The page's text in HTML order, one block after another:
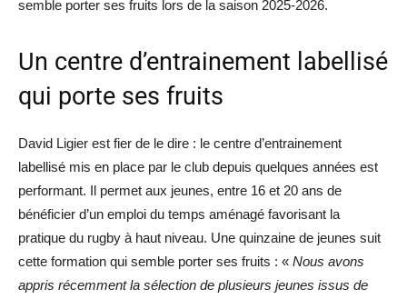
semble porter ses fruits lors de la saison 2025-2026.
Un centre d’entrainement labellisé
qui porte ses fruits
David Ligier est fier de le dire : le centre d’entrainement
labellisé mis en place par le club depuis quelques années est
performant. Il permet aux jeunes, entre 16 et 20 ans de
bénéficier d’un emploi du temps aménagé favorisant la
pratique du rugby à haut niveau. Une quinzaine de jeunes suit
cette formation qui semble porter ses fruits : « Nous avons
appris récemment la sélection de plusieurs jeunes issus de